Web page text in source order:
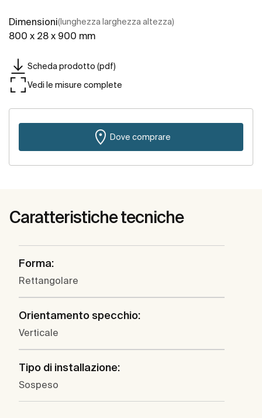
Dimensioni(lunghezza larghezza altezza)
800 x 28 x 900 mm
Scheda prodotto (pdf)
Vedi le misure complete
Dove comprare
Caratteristiche tecniche
Forma:
Rettangolare
Orientamento specchio:
Verticale
Tipo di installazione:
Sospeso